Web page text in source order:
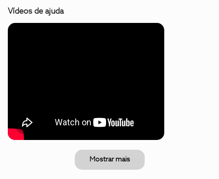
Vídeos de ajuda
Mostrar mais